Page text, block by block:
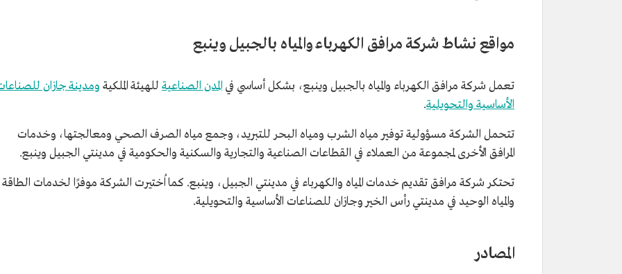
مواقع نشاط شركة مرافق الكهرباء والمياه بالجبيل وينبع
تعمل شركة مرافق الكهرباء والمياه بالجبيل وينبع، بشكل أساسي في المدن الصناعية للهيئة الملكية ومدينة جازان
الأساسية والتحويلية.
تتحمل الشركة مسؤولية توفير مياه الشرب ومياه البحر للتبريد، وجمع مياه الصرف الصحي ومعالجتها، وخدمات
المرافق الأخرى لمجموعة من العملاء في القطاعات الصناعية والتجارية والسكنية والحكومية في مدينتي الجبيل وينبع.
تحتكر شركة مرافق تقديم خدمات المياه والكهرباء في مدينتي الجبيل، وينبع. كما اُختيرت الشركة موفرًا لخدمات الطاقة
والمياه الوحيد في مدينتي رأس الخير وجازان للصناعات الأساسية والتحويلية.
المصادر